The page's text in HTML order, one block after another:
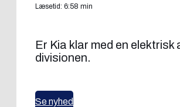
Læsetid: 6:58 min
Er Kia klar med en
divisionen.
Se nyhed